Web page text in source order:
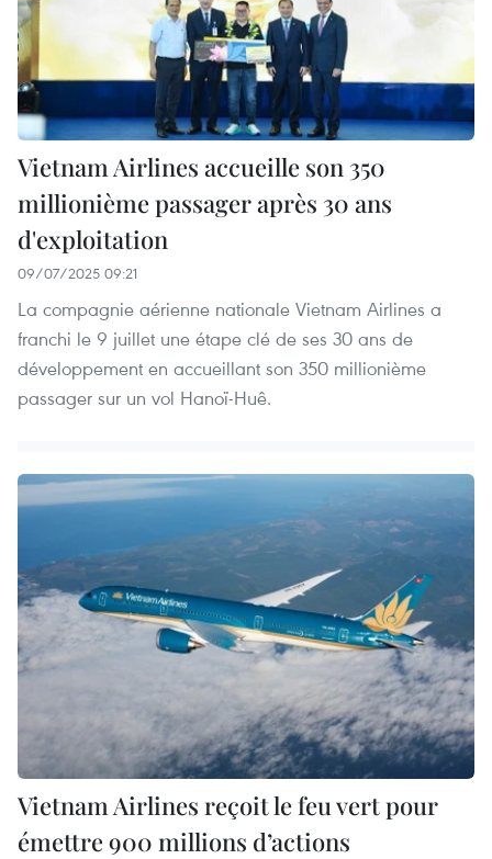
Vietnam Airlines accueille son 350
millionième passager après 30 ans
d'exploitation
09/07/2025 09:21
La compagnie aérienne nationale Vietnam Airlines a
franchi le 9 juillet une étape clé de ses 30 ans de
développement en accueillant son 350 millionième
passager sur un vol Hanoï-Huê.
Vietnam Airlines reçoit le feu vert pour
émettre 900 millions d’actions